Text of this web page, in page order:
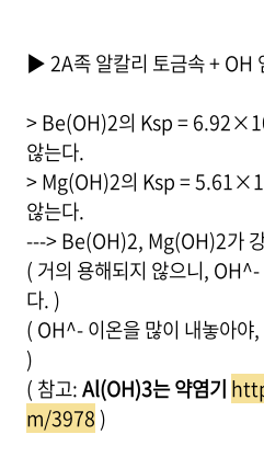
▶ 2A족 알칼리 토금속 + OH
> Be(OH)2의 Ksp =
않는다.
> Mg(OH)2의 Ksp =
않는다.
---> Be(OH)2, Mg(OH)2가
( 거의 용해되지 않으니,
다. )
( OH^- 이온을 많이 내놓아야
)
( 참고:Al(OH)3는 약염기
m/3978 )